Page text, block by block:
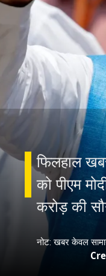
फिलहाल
को पीएम
करोड़ की
नोट: खबर केवल